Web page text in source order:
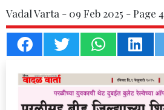
Vadal Varta - 09 Feb 2025 - Page 4